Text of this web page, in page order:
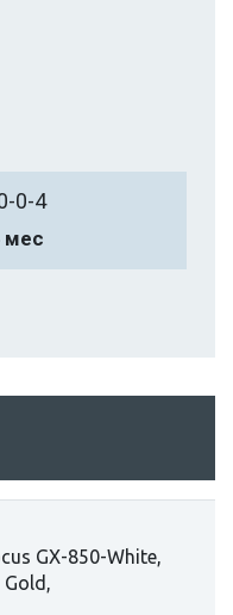
0-4
мес
GX-850-White,
Gold,